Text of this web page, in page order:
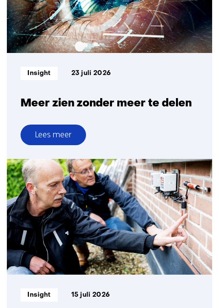
vandaag
weer
actueel
zijn
Meer zien zonder meer te delen
Informatietype:
Insight 23 juli 2026
Lees meer
over
Meer
zien
zonder
meer
te
delen
Informatietype:
Insight 15 juli 2026